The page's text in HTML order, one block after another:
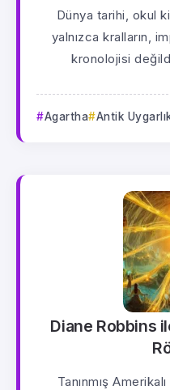
Dünya tarihi, okul
yalnızca kralların,
kronolojisi
Agartha Antik
Diane Robbins
Tanınmış